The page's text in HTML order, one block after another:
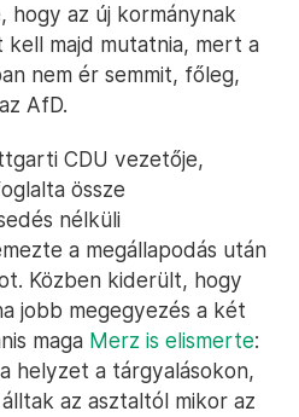
hogy az új kormánynak
majd mutatnia, mert a
nem ér semmit, főleg,
AfD.
CDU vezetője,
össze
nélküli
a megállapodás után
Közben kiderült, hogy
jobb megegyezés a két
maga Merz is elismerte:
helyzet a tárgyalásokon,
az asztaltól mikor az